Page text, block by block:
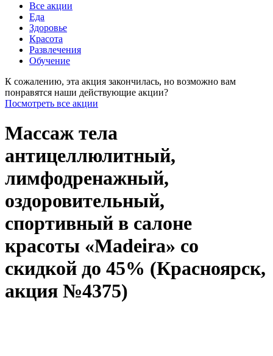
Все акции
Еда
Здоровье
Красота
Развлечения
Обучение
К сожалению, эта акция закончилась, но возможно вам
понравятся наши действующие акции?
Посмотреть все акции
Массаж тела
антицеллюлитный,
лимфодренажный,
оздоровительный,
спортивный в салоне
красоты «Madeira» со
скидкой до 45% (Красноярск,
акция №4375)